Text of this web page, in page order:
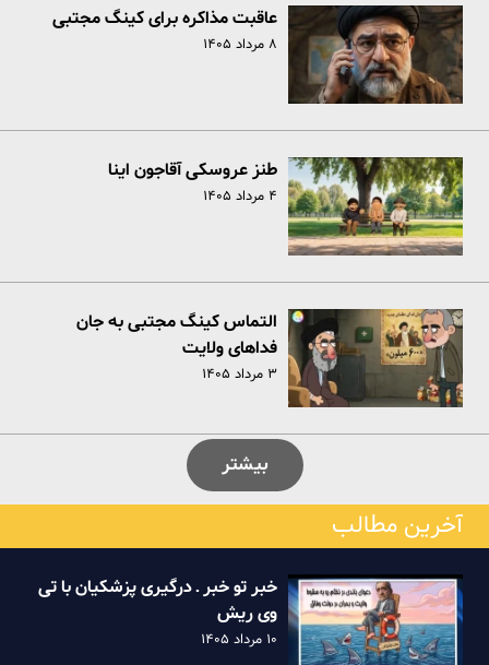
عاقبت مذاکره برای کینگ مجتبی
۸ مرداد ۱۴۰۵
طنز عروسکی آقاجون اینا
۴ مرداد ۱۴۰۵
التماس کینگ مجتبی به جان
فداهای ولایت
۳ مرداد ۱۴۰۵
بیشتر
آخرین مطالب
خبر تو خبر ـ درگیری پزشکیان با تی
وی ریش
۱۰ مرداد ۱۴۰۵